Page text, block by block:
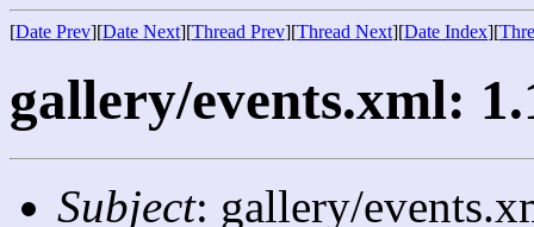
[Date Prev][Date Next][Thread Prev][Thread Next][Date Index][
gallery/events.xml:
Subject: gallery/